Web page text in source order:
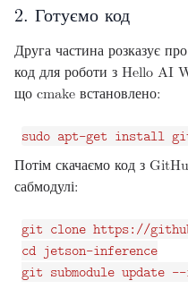
2. Готуємо код
Друга частина розказує
код для роботи з Hello AI
що cmake встановлено:
Потім скачаємо код з
сабмодулі:
git clone https://
cd jetson-inference